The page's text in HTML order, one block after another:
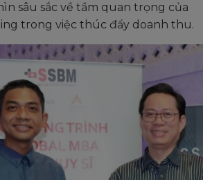
sâu sắc về tầm quan trọng của
trong việc thúc đẩy doanh thu.